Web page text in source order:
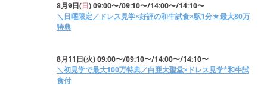
8月9日(日)09:00〜/09:10〜/14:00〜/14:10〜
＼日曜限定／ドレス見学×好評の和牛試食×駅1分★最大80万
特典
8月11日(火)09:00〜/09:10〜/14:00〜/14:10〜
＼初見学で最大100万特典／白亜大聖堂×ドレス見学*和牛試
食付